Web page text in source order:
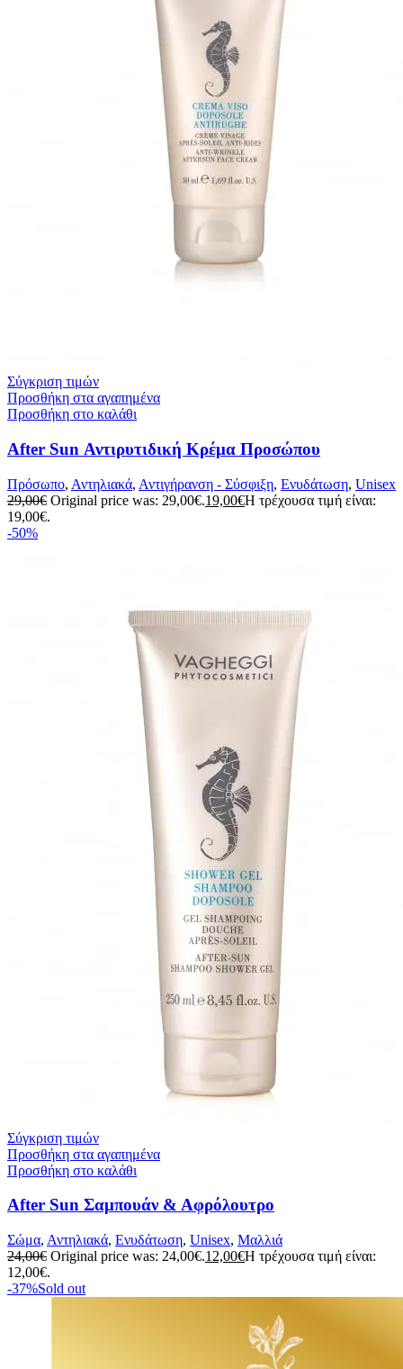
Σύγκριση τιμών
Προσθήκη στα αγαπημένα
Προσθήκη στο καλάθι
After Sun Αντιρυτιδική Κρέμα Προσώπου
Πρόσωπο, Αντηλιακά, Αντιγήρανση - Σύσφιξη, Ενυδάτωση, Unisex
29,00€ Original price was: 29,00€.19,00€Η τρέχουσα τιμή είναι:
19,00€.
-50%
Σύγκριση τιμών
Προσθήκη στα αγαπημένα
Προσθήκη στο καλάθι
After Sun Σαμπουάν & Αφρόλουτρο
Σώμα, Αντηλιακά, Ενυδάτωση, Unisex, Μαλλιά
24,00€ Original price was: 24,00€.12,00€Η τρέχουσα τιμή είναι:
12,00€.
-37%Sold out